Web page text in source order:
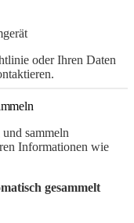
oder Ihren Daten
sammeln
Informationen wie
gesammelt